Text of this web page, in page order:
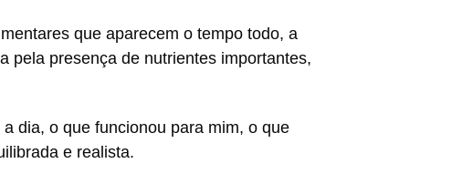
que aparecem o tempo todo, a
pela presença de nutrientes importantes,
dia, o que funcionou para mim, o que
e realista.